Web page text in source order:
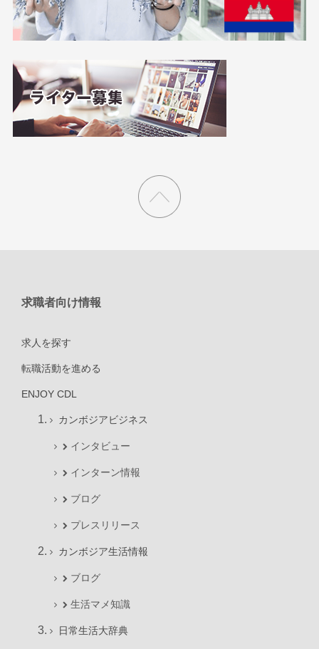
求職者向け情報
求人を探す
転職活動を進める
ENJOY CDL
カンボジアビジネス
インタビュー
インターン情報
ブログ
プレスリリース
カンボジア生活情報
ブログ
生活マメ知識
日常生活大辞典